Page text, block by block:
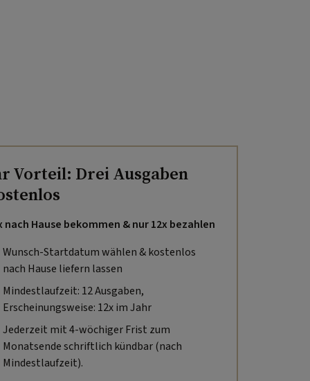
Vorteil: Drei Ausgaben
nach Hause bekommen & nur 12x bezahlen
Wunsch-Startdatum wählen & kostenlos
nach Hause liefern lassen
Mindestlaufzeit: 12 Ausgaben,
Erscheinungsweise: 12x im Jahr
Jederzeit mit 4-wöchiger Frist zum
Monatsende schriftlich kündbar (nach
Mindestlaufzeit).